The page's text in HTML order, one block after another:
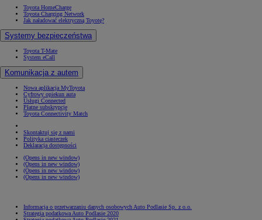
Toyota HomeCharge
Toyota Charging Network
Jak naładować elektryczną Toyotę?
Systemy bezpieczeństwa
Toyota T-Mate
System eCall
Komunikacja z autem
Nowa aplikacja MyToyota
Cyfrowy opiekun auta
Usługi Connected
Płatne subskrypcje
Toyota Connectivity Match
Skontaktuj się z nami
Polityka ciasteczek
Deklaracja dostępności
(Opens in new window)
(Opens in new window)
(Opens in new window)
(Opens in new window)
Informacja o przetwarzaniu danych osobowych Auto Podlasie Sp. z o.o.
Strategia podatkowa Auto Podlasie 2020